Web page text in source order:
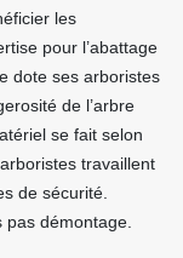
les
pour l’abattage
dote ses arboristes
de l’arbre
se fait selon
travaillent
de sécurité.
pas démontage.